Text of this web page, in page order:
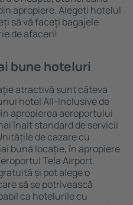
apropiere. Alegeți hotelul
să vă faceți bagajele
de afaceri!
bune hoteluri
atractivă sunt câteva
hotel All-Inclusive de
apropierea aeroportului
înalt standard de servicii
de cazare cu
bună locație, în apropiere
Tela Airport.
și pot alege o
să se potrivească
ca hotelurile cu